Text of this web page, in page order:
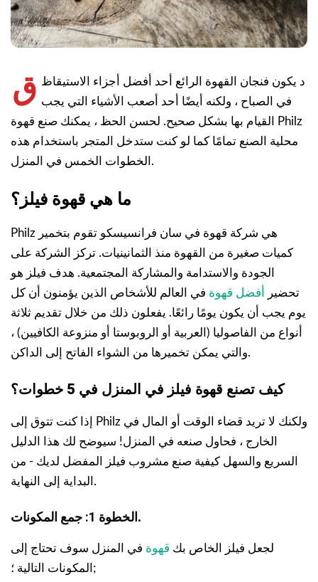
ق د يكون فنجان القهوة الرائع أحد أفضل أجزاء الاستيقاظ
في الصباح ، ولكنه أيضًا أحد أصعب الأشياء التي يجب
القيام بها بشكل صحيح. لحسن الحظ ، يمكنك صنع قهوة Philz
محلية الصنع تمامًا كما لو كنت ستدخل المتجر باستخدام هذه
الخطوات الخمس في المنزل.
ما هي قهوة فيلز؟
Philz هي شركة قهوة في سان فرانسيسكو تقوم بتخمير
كميات صغيرة من القهوة منذ الثمانينيات. تركز الشركة على
الجودة والاستدامة والمشاركة المجتمعية. هدف فيلز هو
تحضير
أفضل قهوة في العالم للأشخاص الذين يؤمنون أن كل
يوم يجب أن يكون يومًا رائعًا. يفعلون ذلك من خلال تقديم ثلاثة
أنواع من الفاصوليا (العربية أو الروبوستا أو منزوعة الكافيين) ،
والتي يمكن تخميرها من الشواء الفاتح إلى الداكن.
كيف تصنع قهوة فيلز في المنزل في 5 خطوات؟
إذا كنت تتوق إلى Philz ولكنك لا تريد قضاء الوقت أو المال في
الخارج ، فحاول صنعه في المنزل! سيوضح لك هذا الدليل
السريع والسهل كيفية صنع مشروب فيلز المفضل لديك - من
البداية إلى النهاية.
الخطوة 1: جمع المكونات .
لجعل فيلز الخاص بك قهوة في المنزل سوف تحتاج إلى
المكونات التالية ؛;